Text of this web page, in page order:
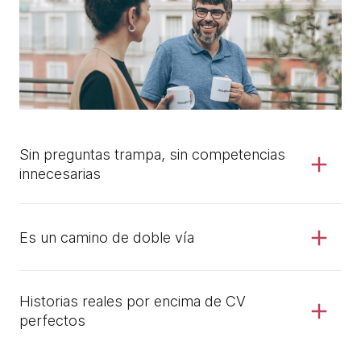
Sin preguntas trampa, sin competencias
innecesarias
Es un camino de doble vía
Historias reales por encima de CV
perfectos